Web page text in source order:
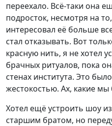
переехало. Всё-таки она
подросток, несмотря на
интересовал её больше
стал отказывать. Вот
красную нить, я не хотел
брачных ритуалов, пока
стенах института. Это
жестокостью. Ах, какие
Хотел ещё устроить шоу
старшим братом, но